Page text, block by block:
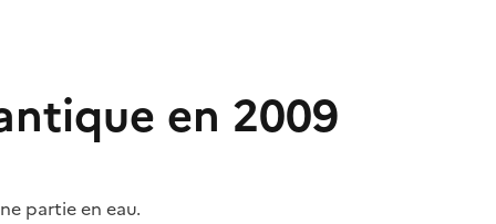
en 2009
partie en eau.